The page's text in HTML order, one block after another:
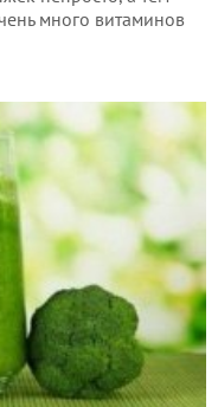
много витаминов